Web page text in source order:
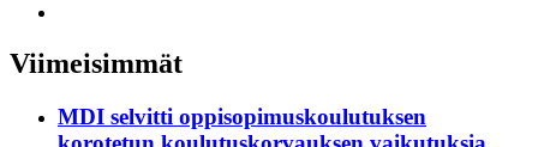
twitter
Viimeisimmät
MDI selvitti oppisopimuskoulutuksen